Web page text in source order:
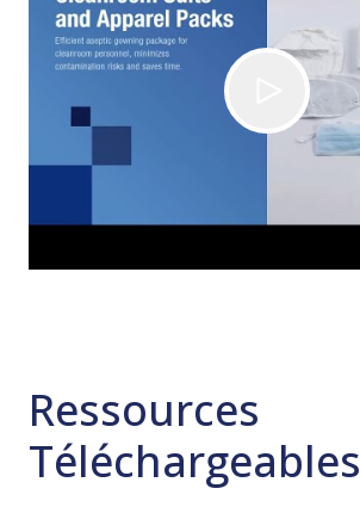
Ressources
Téléchargeables